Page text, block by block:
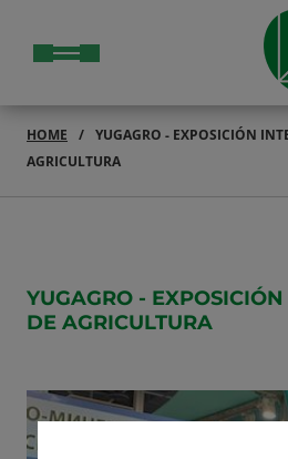
HOME
YUGAGRO - EXPOSICIÓN
AGRICULTURA
YUGAGRO -
DE AGRICULTURA